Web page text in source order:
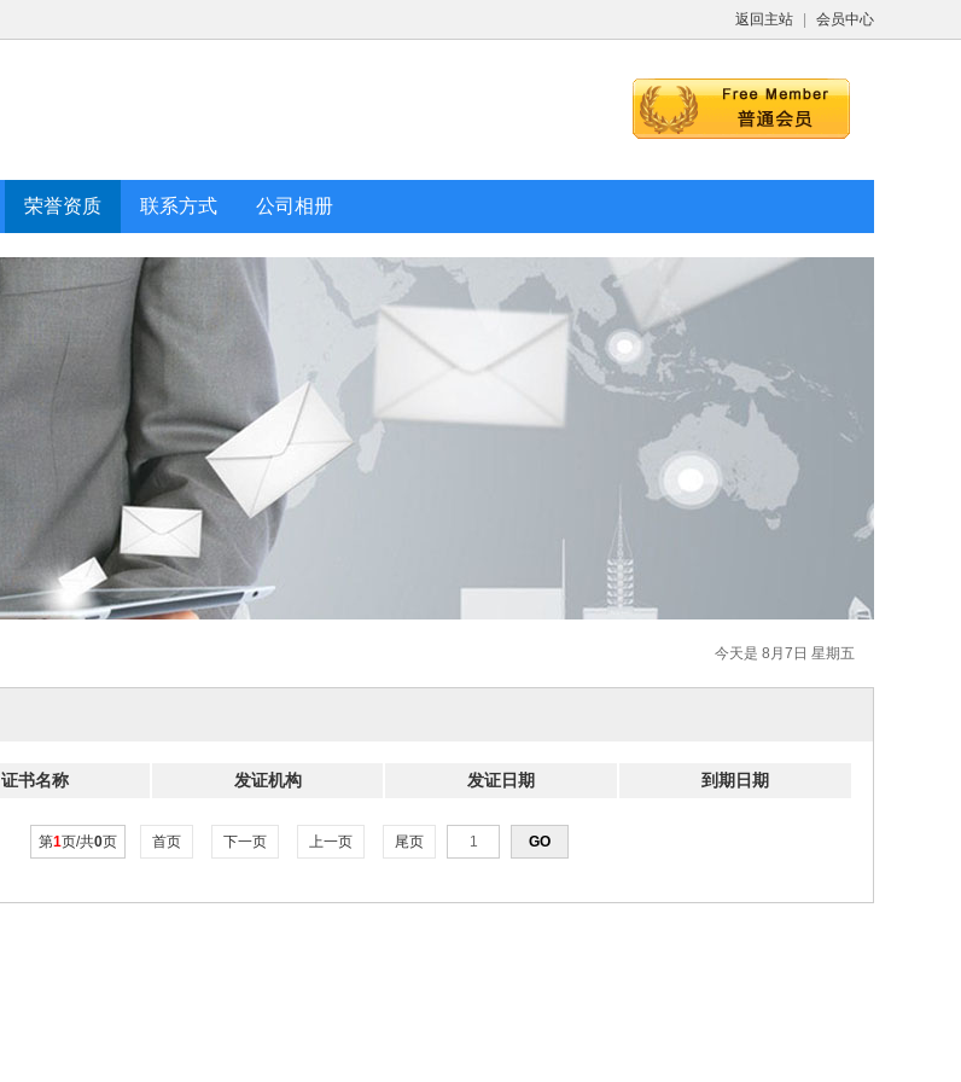
返回主站 会员中心
荣誉资质 联系方式 公司相册
今天是 8月7日 星期五
证书名称 发证机构 发证日期 到期日期
第1页/共0页 首页 下一页 上一页 尾页